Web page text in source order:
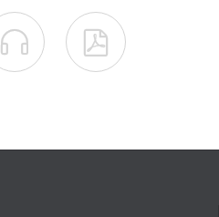
 